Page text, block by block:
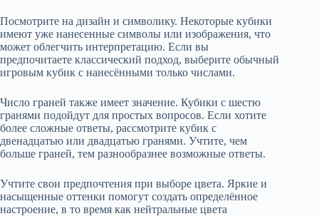
Посмотрите на дизайн и символику. Некоторые кубики
имеют уже нанесенные символы или изображения, что
может облегчить интерпретацию. Если вы
предпочитаете классический подход, выберите обычный
игровым кубик с нанесёнными только числами.
Число граней также имеет значение. Кубики с шестю
гранями подойдут для простых вопросов. Если хотите
более сложные ответы, рассмотрите кубик с
двенадцатью или двадцатью гранями. Учтите, чем
больше граней, тем разнообразнее возможные ответы.
Учтите свои предпочтения при выборе цвета. Яркие и
насыщенные оттенки помогут создать определённое
настроение, в то время как нейтральные цвета